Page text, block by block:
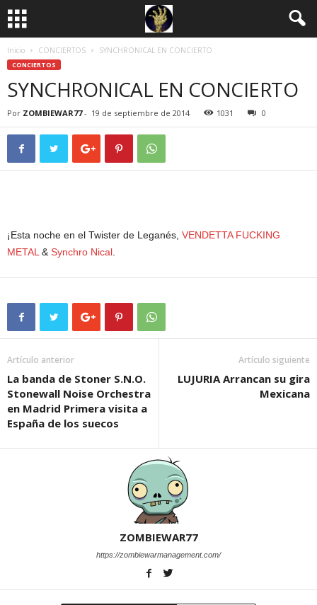
Inicio CONCIERTOS SYNCHRONICAL EN CONCIERTO
CONCIERTOS
SYNCHRONICAL EN CONCIERTO
Por ZOMBIEWAR77- 19 de septiembre de 2014 1031 0
¡Esta noche en el Twister de Leganés, VENDETTA FUCKING
METAL & Synchro Nical
Artículo anterior
La banda de Stoner S.N.O.
Stonewall Noise Orchestra
en Madrid Primera visita a
España de los suecos
Artículo siguiente
LUJURIA Arrancan su gira
Mexicana
ZOMBIEWAR77
https://zombiewarmanagement.com/